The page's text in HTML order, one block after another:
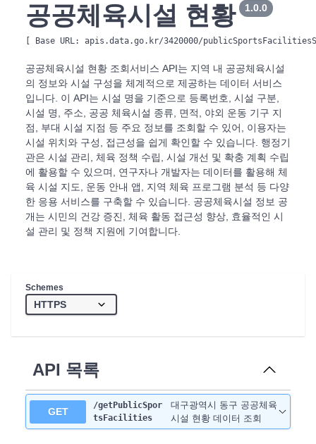
공공체육시설 현황
1.0.0
[ Base URL: apis.data.go.kr/3420000/
공공체육시설 현황 조회서비스 API는 지역 내 공공체육시설
의 정보와 시설 구성을 체계적으로 제공하는 데이터 서비스
입니다. 이 API는 시설 명을 기준으로 등록번호, 시설 구분,
시설 명, 주소, 공공 체육시설 종류, 면적, 야외 운동 기구 지
점, 부대 시설 지점 등 주요 정보를 조회할 수 있어, 이용자는
시설 위치와 구성, 접근성을 쉽게 확인할 수 있습니다. 행정기
관은 시설 관리, 체육 정책 수립, 시설 개선 및 확충 계획 수립
에 활용할 수 있으며, 연구자나 개발자는 데이터를 활용해 체
육 시설 지도, 운동 안내 앱, 지역 체육 프로그램 분석 등 다양
한 응용 서비스를 구축할 수 있습니다. 공공체육시설 정보 공
개는 시민의 건강 증진, 체육 활동 접근성 향상, 효율적인 시
설 관리 및 정책 지원에 기여합니다.
Schemes
API 목록
GET
/getPublicSpor
tsFacilities
대구광역시 동구 공공체육
시설 현황 데이터 조회